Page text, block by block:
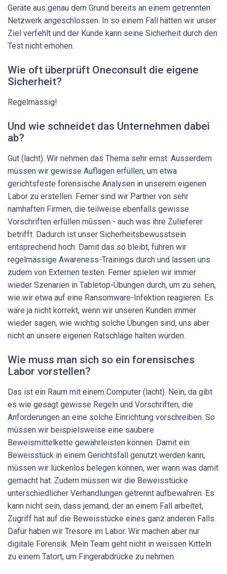
Geräte aus genau dem Grund bereits an einem getrennten
Netzwerk angeschlossen. In so einem Fall hätten wir unser
Ziel verfehlt und der Kunde kann seine Sicherheit durch den
Test nicht erhöhen.
Wie oft überprüft Oneconsult die eigene
Sicherheit?
Regelmässig!
Und wie schneidet das Unternehmen dabei
ab?
Gut (lacht). Wir nehmen das Thema sehr ernst. Ausserdem
müssen wir gewisse Auflagen erfüllen, um etwa
gerichtsfeste forensische Analysen in unserem eigenen
Labor zu erstellen. Ferner sind wir Partner von sehr
namhaften Firmen, die teilweise ebenfalls gewisse
Vorschriften erfüllen müssen - auch was ihre Zulieferer
betrifft. Dadurch ist unser Sicherheitsbewusstsein
entsprechend hoch. Damit das so bleibt, führen wir
regelmässige Awareness-Trainings durch und lassen uns
zudem von Externen testen. Ferner spielen wir immer
wieder Szenarien in Tabletop-Übungen durch, um zu sehen,
wie wir etwa auf eine Ransomware-Infektion reagieren. Es
wäre ja nicht korrekt, wenn wir unseren Kunden immer
wieder sagen, wie wichtig solche Übungen sind, uns aber
nicht an unsere eigenen Ratschläge halten würden.
Wie muss man sich so ein forensisches
Labor vorstellen?
Das ist ein Raum mit einem Computer (lacht). Nein, da gibt
es wie gesagt gewisse Regeln und Vorschriften, die
Anforderungen an eine solche Einrichtung vorschreiben. So
müssen wir beispielsweise eine saubere
Beweismittelkette gewährleisten können. Damit ein
Beweisstück in einem Gerichtsfall genutzt werden kann,
müssen wir lückenlos belegen können, wer wann was damit
gemacht hat. Zudem müssen wir die Beweisstücke
unterschiedlicher Verhandlungen getrennt aufbewahren. Es
kann nicht sein, dass jemand, der an einem Fall arbeitet,
Zugriff hat auf die Beweisstücke eines ganz anderen Falls.
Dafür haben wir Tresore im Labor. Wir machen aber nur
digitale Forensik. Mein Team geht nicht in weissen Kitteln
zu einem Tatort, um Fingerabdrücke zu nehmen.